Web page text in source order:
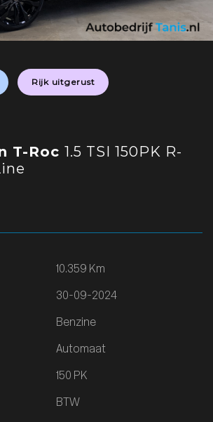
Rijk uitgerust
T-Roc 1.5 TSI 150PK R-
10.359 Km
30-09-2024
Benzine
Automaat
150 PK
BTW